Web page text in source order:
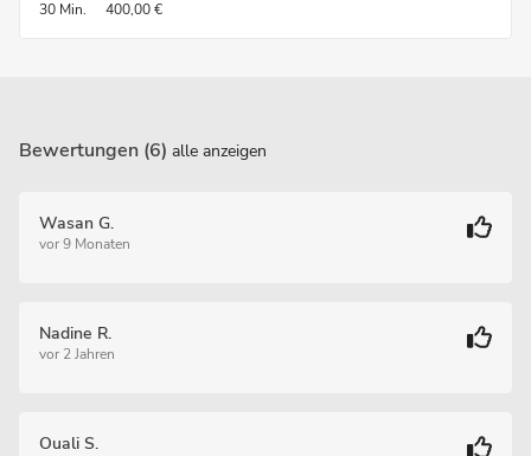
30 Min. 400,00 €
Bewertungen (6) alle anzeigen
Wasan G.
vor 9 Monaten
Nadine R.
vor 2 Jahren
Ouali S.